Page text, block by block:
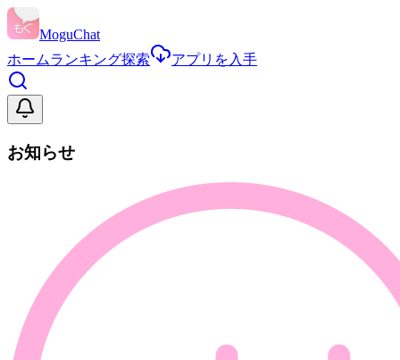
MoguChat
ホームランキング探索 アプリを入手
お知らせ